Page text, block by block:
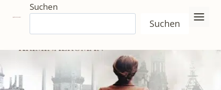
Inhalt
springen
Suchen
Suchen